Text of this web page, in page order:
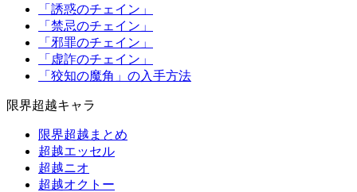
「誘惑のチェイン」
「禁忌のチェイン」
「邪罪のチェイン」
「虚詐のチェイン」
「狡知の魔角」の入手方法
限界超越キャラ
限界超越まとめ
超越エッセル
超越ニオ
超越オクトー